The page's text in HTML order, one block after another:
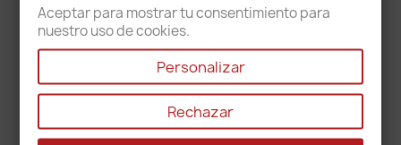
Aceptar para mostrar tu consentimiento para
nuestro uso de cookies.
Personalizar
Rechazar